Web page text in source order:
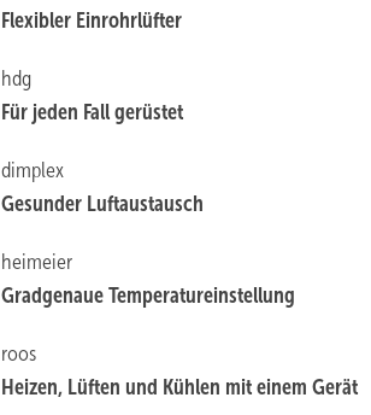
Flexibler Einrohrlüfter
hdg
Für jeden Fall gerüstet
dimplex
Gesunder Luftaustausch
heimeier
Gradgenaue Temperatureinstellung
roos
Heizen, Lüften und Kühlen mit einem Gerät